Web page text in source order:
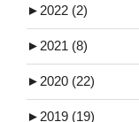
► 2022 (2)
► 2021 (8)
► 2020 (22)
► 2019 (19)